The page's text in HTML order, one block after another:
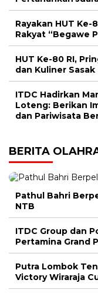
Rayakan HUT Ke-
Rakyat “Begawe
HUT Ke-80 RI,
dan Kuliner Sasak
ITDC Hadirkan
Loteng: Berikan
dan Pariwisata
BERITA
Pathul Bahri
NTB
ITDC Group dan
Pertamina Grand
Putra Lombok
Victory Wiraraja